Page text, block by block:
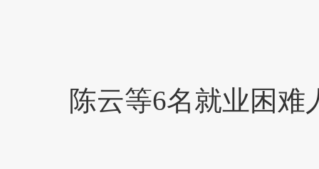
陈云等6名就业困